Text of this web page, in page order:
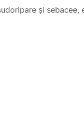
și sebacee,